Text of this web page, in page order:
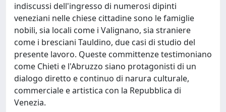
indiscussi dell'ingresso di numerosi dipinti
veneziani nelle chiese cittadine sono le famiglie
nobili, sia locali come i Valignano, sia straniere
come i bresciani Tauldino, due casi di studio del
presente lavoro. Queste committenze testimoniano
come Chieti e l'Abruzzo siano protagonisti di un
dialogo diretto e continuo di narura culturale,
commerciale e artistica con la Repubblica di
Venezia.